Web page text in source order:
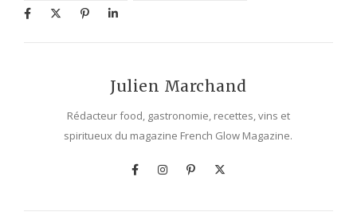
Julien Marchand
Rédacteur food, gastronomie, recettes, vins et
spiritueux du magazine French Glow Magazine.